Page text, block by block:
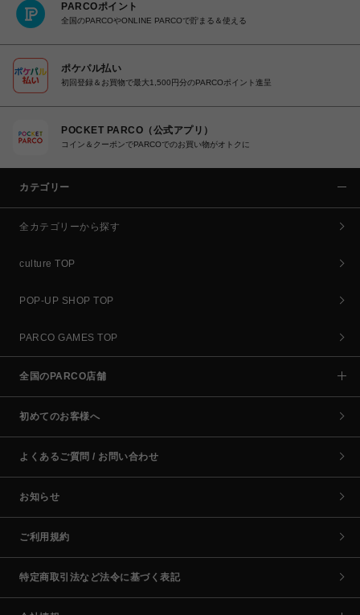
PARCOポイント
全国のPARCOやONLINE PARCOで貯まる＆使える
ポケパル払い
初回登録＆お買物で最大1,500円分のPARCOポイント進呈
POCKET PARCO（公式アプリ）
コイン＆クーポンでPARCOでのお買い物がオトクに
カテゴリー
全カテゴリーから探す
culture TOP
POP-UP SHOP TOP
PARCO GAMES TOP
全国のPARCO店舗
初めてのお客様へ
よくあるご質問 / お問い合わせ
お知らせ
ご利用規約
特定商取引法など法令に基づく表記